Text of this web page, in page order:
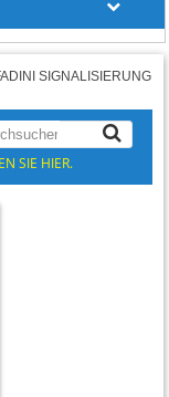
SIGNALISIERUNG
SIE HIER.